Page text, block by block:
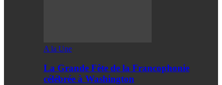
A la Une
La Grande Fête de la Francophonie
célébrée à Washington